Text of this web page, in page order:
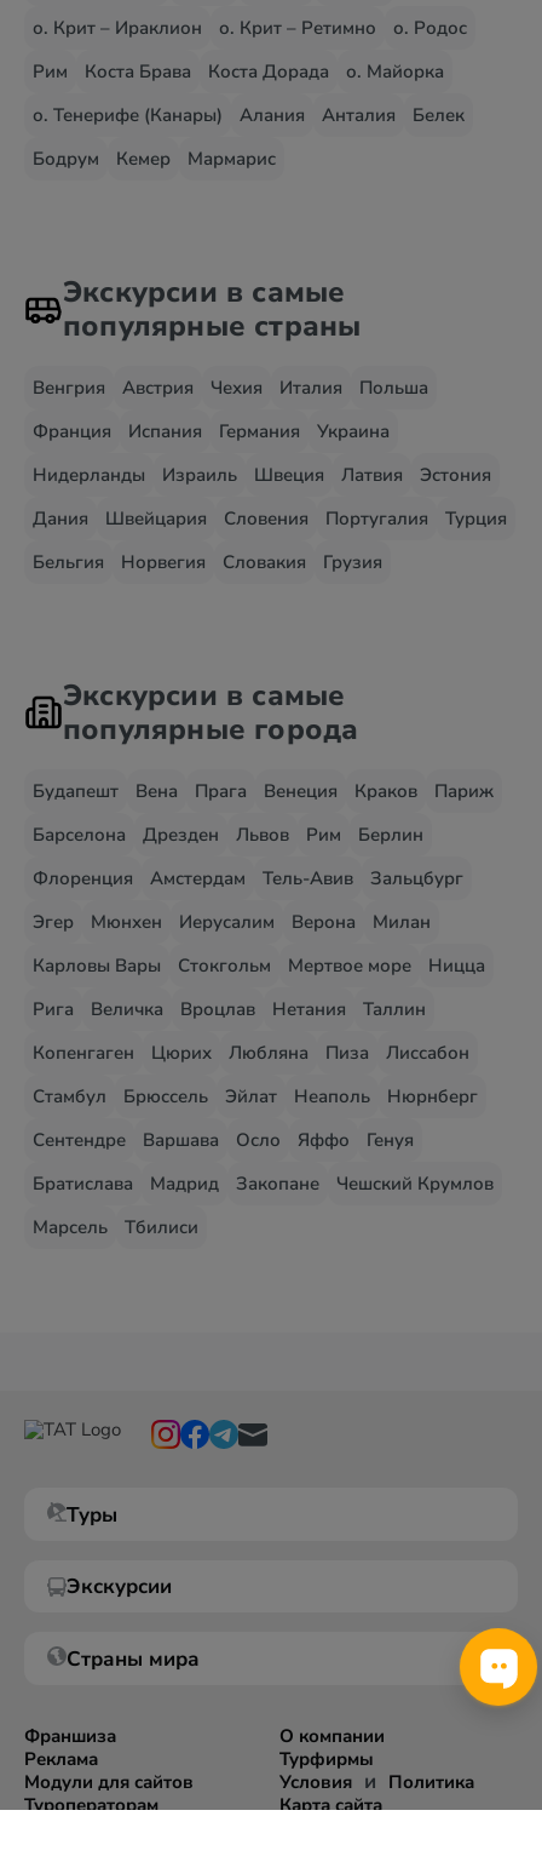
о. Крит – Ираклион
о. Крит – Ретимно
о. Родос
Рим
Коста Брава Коста Дорада
о. Майорка
о. Тенерифе (Канары)
Алания Анталия
Белек
Бодрум
Кемер Мармарис
Экскурсии в самые
популярные страны
Венгрия Австрия Чехия Италия
Польша
Франция
Испания Германия
Украина
Нидерланды
Израиль Швеция Латвия
Эстония
Дания
Швейцария Словения Португалия
Турция
Бельгия
Норвегия Словакия Грузия
Экскурсии в самые
популярные города
Будапешт Вена Прага Венеция Краков
Париж
Барселона
Дрезден Львов Рим
Берлин
Флоренция
Амстердам Тель-Авив
Зальцбург
Эгер
Мюнхен Иерусалим Верона
Милан
Карловы Вары
Стокгольм Мертвое море
Ницца
Рига
Величка Вроцлав Нетания
Таллин
Копенгаген
Цюрих Любляна Пиза
Лиссабон
Стамбул
Брюссель Эйлат Неаполь
Нюрнберг
Сентендре
Варшава Осло Яффо
Генуя
Братислава
Мадрид Закопане
Чешский Крумлов
Марсель
Тбилиси
Туры
Экскурсии
Страны мира
Франшиза
Реклама
Модули для сайтов
Туроператорам
О компании
Турфирмы
Условияи Политика
Карта сайта